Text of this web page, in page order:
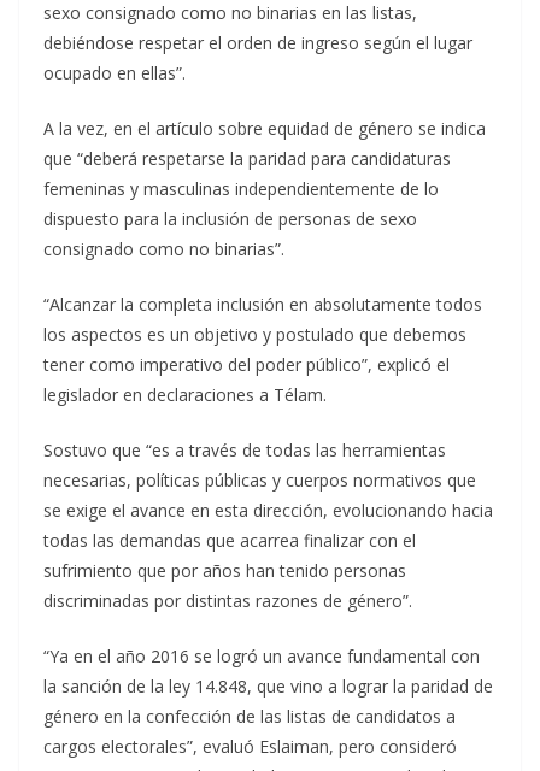
sexo consignado como no binarias en las listas,
debiéndose respetar el orden de ingreso según el lugar
ocupado en ellas”.
A la vez, en el artículo sobre equidad de género se indica
que “deberá respetarse la paridad para candidaturas
femeninas y masculinas independientemente de lo
dispuesto para la inclusión de personas de sexo
consignado como no binarias”.
“Alcanzar la completa inclusión en absolutamente todos
los aspectos es un objetivo y postulado que debemos
tener como imperativo del poder público”, explicó el
legislador en declaraciones a Télam.
Sostuvo que “es a través de todas las herramientas
necesarias, políticas públicas y cuerpos normativos que
se exige el avance en esta dirección, evolucionando hacia
todas las demandas que acarrea finalizar con el
sufrimiento que por años han tenido personas
discriminadas por distintas razones de género”.
“Ya en el año 2016 se logró un avance fundamental con
la sanción de la ley 14.848, que vino a lograr la paridad de
género en la confección de las listas de candidatos a
cargos electorales”, evaluó Eslaiman, pero consideró